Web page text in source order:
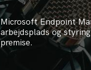
Microsoft Endpoint
arbejdsplads og
premise.